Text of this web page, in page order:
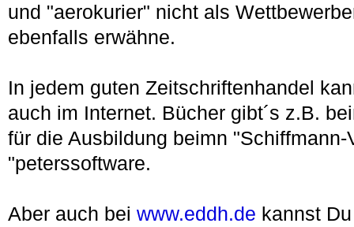
und "aerokurier" nicht als
ebenfalls erwähne.
In jedem guten Zeitschriftenhandel
auch im Internet. Bücher gibt´s z.B.
für die Ausbildung beimn "Schiffmann-
"peterssoftware.
Aber auch bei www.eddh.de kannst